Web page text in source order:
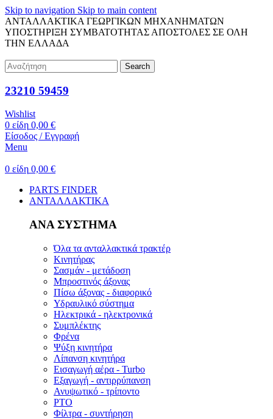
Skip to navigation Skip to main content
ΑΝΤΑΛΛΑΚΤΙΚΑ ΓΕΩΡΓΙΚΩΝ ΜΗΧΑΝΗΜΑΤΩΝ
ΥΠΟΣΤΗΡΙΞΗ ΣΥΜΒΑΤΟΤΗΤΑΣ ΑΠΟΣΤΟΛΕΣ ΣΕ ΟΛΗ
ΤΗΝ ΕΛΛΑΔΑ
Search
23210 59459
Wishlist
0 είδη 0,00 €
Είσοδος / Εγγραφή
Menu
0 είδη 0,00 €
PARTS FINDER
ΑΝΤΑΛΛΑΚΤΙΚΑ
ΑΝΑ ΣΥΣΤΗΜΑ
Όλα τα ανταλλακτικά τρακτέρ
Κινητήρας
Σασμάν - μετάδοση
Μπροστινός άξονας
Πίσω άξονας - διαφορικό
Υδραυλικό σύστημα
Ηλεκτρικά - ηλεκτρονικά
Συμπλέκτης
Φρένα
Ψύξη κινητήρα
Λίπανση κινητήρα
Εισαγωγή αέρα - Turbo
Εξαγωγή - αντιρρύπανση
Ανυψωτικό - τρίποντο
PTO
Φίλτρα - συντήρηση